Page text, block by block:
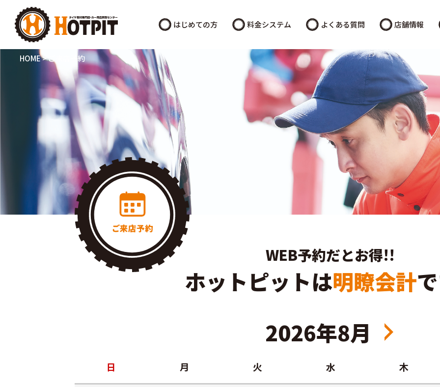
はじめての方 料金システム よくある質問 店舗情報
HOME>ご来店予約
WEB予約だとお得!!
ホットピットは明瞭会計
2026年8月
日 月 火 水 木